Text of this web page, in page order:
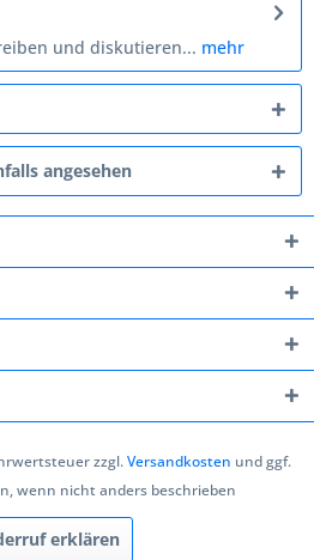
und diskutieren... mehr
angesehen
zzgl.Versandkosten und ggf.
wenn nicht anders beschrieben
erklären